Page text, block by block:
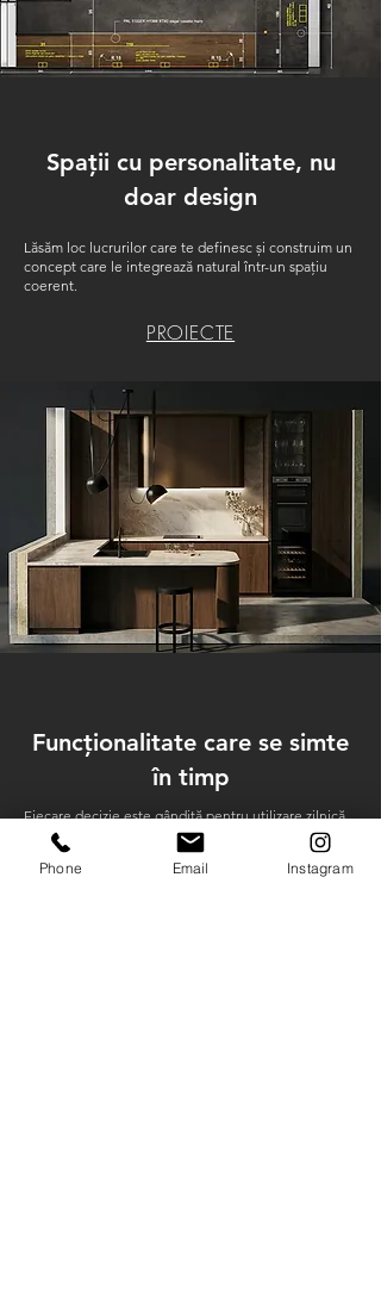
Spații cu personalitate, nu
doar design
Lăsăm loc lucrurilor care te definesc și construim un
concept care le integrează natural într-un spațiu
coerent.
PROIECTE
Funcționalitate care se simte
în timp
Fiecare decizie este gândită pentru utilizare zilnică,
astfel încât spațiul să rămână relevant, ușor de
folosit și plăcut în timp.
Phone Email Instagram